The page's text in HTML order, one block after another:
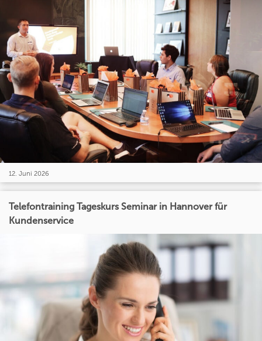
12. Juni 2026
Telefontraining Tageskurs Seminar in Hannover für
Kundenservice